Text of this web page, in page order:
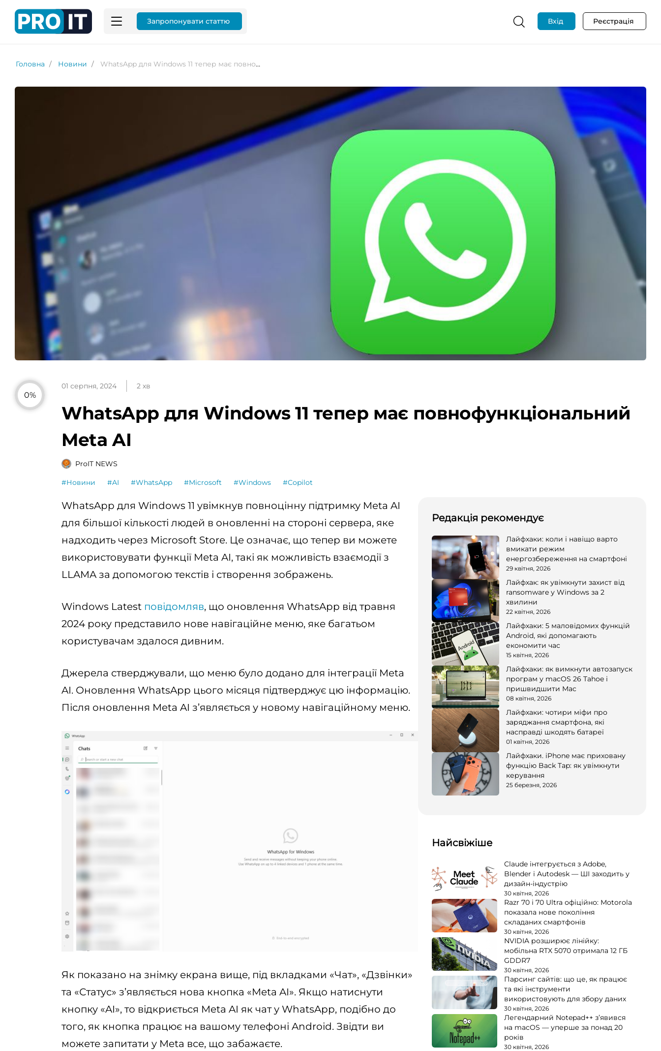
Запропонувати статтю Вхід Реєстрація
Головна Новини WhatsApp для Windows 11 тепер має повнофункціональний Meta AI
0%
01 серпня, 2024 2 хв
WhatsApp для Windows 11 тепер має повнофункціональний
Meta AI
ProIT NEWS
#Новини #AI #WhatsApp #Microsoft #Windows #Copilot
WhatsApp для Windows 11 увімкнув повноцінну підтримку Meta AI
для більшої кількості людей в оновленні на стороні сервера, яке
надходить через Microsoft Store. Це означає, що тепер ви можете
використовувати функції Meta AI, такі як можливість взаємодії з
LLAMA за допомогою текстів і створення зображень.
Windows Latest повідомляв, що оновлення WhatsApp від травня
2024 року представило нове навігаційне меню, яке багатьом
користувачам здалося дивним.
Джерела стверджували, що меню було додано для інтеграції Meta
AI. Оновлення WhatsApp цього місяця підтверджує цю інформацію.
Після оновлення Meta AI з’являється у новому навігаційному меню.
Як показано на знімку екрана вище, під вкладками «Чат», «Дзвінки»
та «Статус» з’являється нова кнопка «Meta AI». Якщо натиснути
кнопку «AI», то відкриється Meta AI як чат у WhatsApp, подібно до
того, як кнопка працює на вашому телефоні Android. Звідти ви
можете запитати у Meta все, що забажаєте.
Редакція рекомендує
Лайфхаки: коли і навіщо варто
вмикати режим
енергозбереження на смартфоні
29 квітня, 2026
Лайфхак: як увімкнути захист від
ransomware у Windows за 2
хвилини
22 квітня, 2026
Лайфхаки: 5 маловідомих функцій
Android, які допомагають
економити час
15 квітня, 2026
Лайфхаки: як вимкнути автозапуск
програм у macOS 26 Tahoe і
пришвидшити Mac
08 квітня, 2026
Лайфхаки: чотири міфи про
заряджання смартфона, які
насправді шкодять батареї
01 квітня, 2026
Лайфхаки. iPhone має приховану
функцію Back Tap: як увімкнути
керування
25 березня, 2026
Найсвіжіше
Claude інтегрується з Adobe,
Blender і Autodesk — ШІ заходить у
дизайн-індустрію
30 квітня, 2026
Razr 70 і 70 Ultra офіційно: Motorola
показала нове покоління
складаних смартфонів
30 квітня, 2026
NVIDIA розширює лінійку:
мобільна RTX 5070 отримала 12 ГБ
GDDR7
30 квітня, 2026
Парсинг сайтів: що це, як працює
та які інструменти
використовують для збору даних
30 квітня, 2026
Легендарний Notepad++ з’явився
на macOS — уперше за понад 20
років
30 квітня, 2026